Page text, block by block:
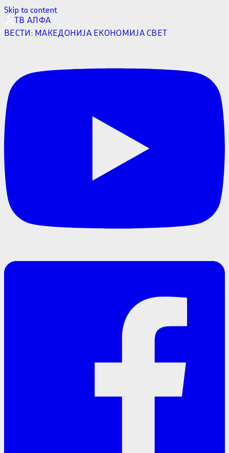
Skip to content
ТВ АЛФА
ВЕСТИ: МАКЕДОНИЈА ЕКОНОМИЈАСВЕТ